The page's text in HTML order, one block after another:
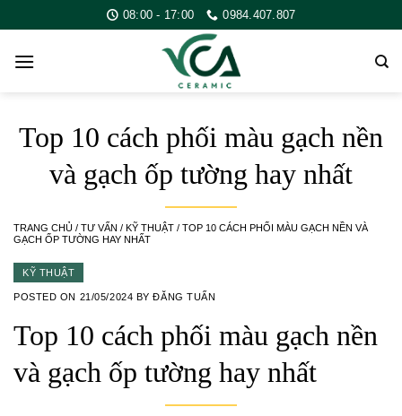
to
content
08:00 - 17:00 0984.407.807
Top 10 cách phối màu gạch nền
và gạch ốp tường hay nhất
TRANG CHỦ / TƯ VẤN / KỸ THUẬT / TOP 10 CÁCH PHỐI MÀU GẠCH NỀN VÀ
GẠCH ỐP TƯỜNG HAY NHẤT
KỸ THUẬT
POSTED ON 21/05/2024 BYĐĂNG TUẤN
Top 10 cách phối màu gạch nền
và gạch ốp tường hay nhất